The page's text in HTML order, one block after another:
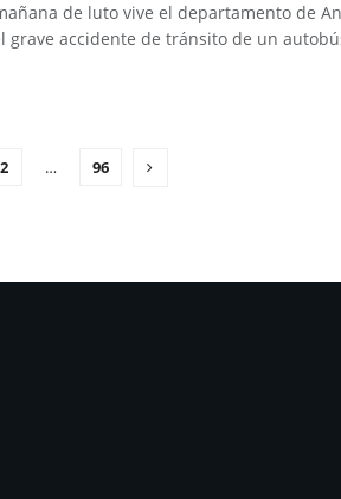
de luto vive el departamento de
grave accidente de tránsito de un
2 … 96